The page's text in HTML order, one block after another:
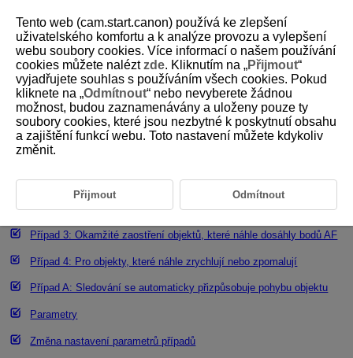
D095-102
Charakteristiky režimu Servo AF
Podrobnosti případu
Případ 2: Pokračování ve sledování objektů a ignorování možných
překážek
Případ 3: Okamžité zaostření objektů, které náhle dosáhly bodů AF
Případ 4: Pro objekty, které náhle zrychlují nebo zpomalují
Případ A: Sledování se automaticky přizpůsobuje pohybu objektu
Parametry
Změna nastavení parametrů případů
Tento web (cam.start.canon) používá ke zlepšení
uživatelského komfortu a k analýze provozu a vylepšení
webu soubory cookies. Více informací o našem používání
cookies můžete naléztzde. Kliknutím na „Přijmout“
vyjadřujete souhlas s používáním všech cookies. Pokud
kliknete na „Odmítnout“ nebo nevyberete žádnou
možnost, budou zaznamenávány a uloženy pouze ty
soubory cookies, které jsou nezbytné k poskytnutí obsahu
a zajištění funkcí webu. Toto nastavení můžete kdykoliv
změnit.
Přijmout Odmítnout